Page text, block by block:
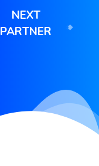
NEXT
PARTNER